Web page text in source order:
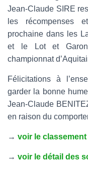
Jean-Claude SIRE
les récompenses
prochaine dans les
et le Lot et
championnat
Félicitations à
garder la bonne
Jean-Claude
en raison du
→ voir le classement
→ voir le détail des